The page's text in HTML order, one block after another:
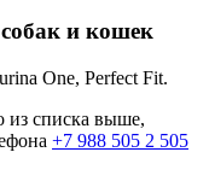
и кошек
One, Perfect Fit.
из списка выше,
+7 988 505 2 505